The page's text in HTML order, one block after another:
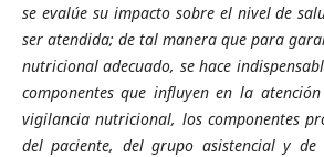
se evalúe su impacto sobre el nivel de
ser atendida; de tal manera que para
nutricional adecuado, se hace
componentes que influyen en la
vigilancia nutricional, los componentes
del paciente, del grupo asistencial y